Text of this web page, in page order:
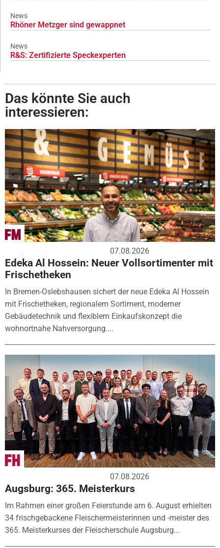
News
Rhöner Metzger sind gewappnet
News
R&S: Zertifizierte Speckexperten
Das könnte Sie auch
interessieren:
07.08.2026
Edeka Al Hossein: Neuer Vollsortimenter mit
Frischetheken
In Bremen-Oslebshausen sichert der neue Edeka Al Hossein
mit Frischetheken, regionalem Sortiment, moderner
Gebäudetechnik und flexiblem Einkaufskonzept die
wohnortnahe Nahversorgung....
07.08.2026
Augsburg: 365. Meisterkurs
Im Rahmen einer großen Feierstunde am 6. August erhielten
34 frischgebackene Fleischermeisterinnen und -meister des
365. Meisterkurses der Fleischerschule Augsburg...